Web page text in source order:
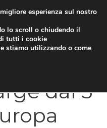
XL, la
dal 5
esperienza sul nostro
lo scroll o chiudendo il
tutti i cookie
stiamo utilizzando o come